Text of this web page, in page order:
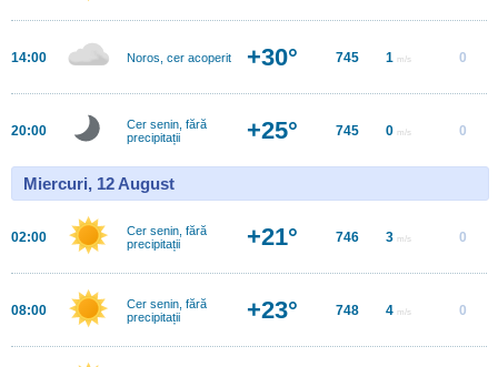
14:00 Noros, cer acoperit +30° 745 1 m/s 0
20:00
Cer senin, fără
precipitații
+25° 745 0 m/s 0
Miercuri, 12 August
02:00
Cer senin, fără
precipitații
+21° 746 3 m/s 0
08:00
Cer senin, fără
precipitații
+23° 748 4 m/s 0